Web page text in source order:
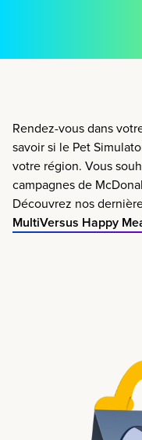
Rendez-vous dans
savoir si le Pet
votre région. Vous
campagnes de
Découvrez nos
MultiVersus Happy